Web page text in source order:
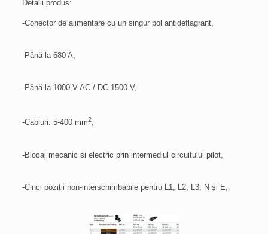
Detalii produs:
-Conector de alimentare cu un singur pol antideflagrant,
-Până la 680 A,
-Până la 1000 V AC / DC 1500 V,
-Cabluri: 5-400 mm2,
-Blocaj mecanic si electric prin intermediul circuitului pilot,
-Cinci poziții non-interschimbabile pentru L1, L2, L3, N și E,